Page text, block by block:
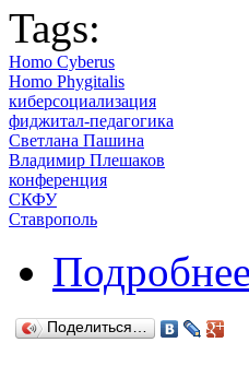
Tags:
Homo Cyberus
Homo Phygitalis
киберсоциализация
фиджитал-педагогика
Светлана Пашина
Владимир Плешаков
конференция
СКФУ
Ставрополь
Подробнее
Поделиться…